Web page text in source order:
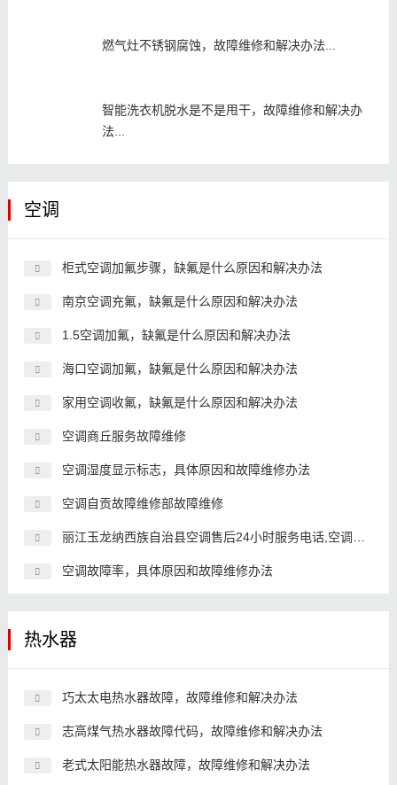
燃气灶不锈钢腐蚀，故障维修和解决办法...
智能洗衣机脱水是不是甩干，故障维修和解决办
法...
空调
柜式空调加氟步骤，缺氟是什么原因和解决办法
南京空调充氟，缺氟是什么原因和解决办法
1.5空调加氟，缺氟是什么原因和解决办法
海口空调加氟，缺氟是什么原因和解决办法
家用空调收氟，缺氟是什么原因和解决办法
空调商丘服务故障维修
空调湿度显示标志，具体原因和故障维修办法
空调自贡故障维修部故障维修
丽江玉龙纳西族自治县空调售后24小时服务电话,空调客服中心电
空调故障率，具体原因和故障维修办法
热水器
巧太太电热水器故障，故障维修和解决办法
志高煤气热水器故障代码，故障维修和解决办法
老式太阳能热水器故障，故障维修和解决办法